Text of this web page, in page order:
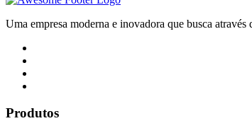
Uma empresa moderna e inovadora que busca
Produtos